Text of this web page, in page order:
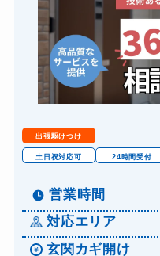
ドアノブカギ開け
ドアノブカギ交換
出張駆けつけ
土日祝対応可 24時間受付
営業時間
対応エリア
玄関カギ開け